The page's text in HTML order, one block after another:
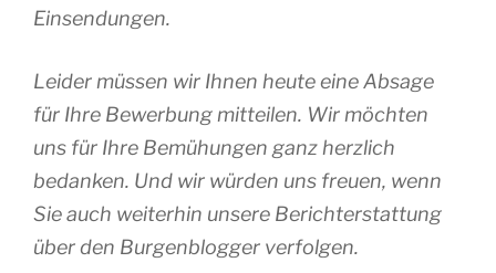
Einsendungen.
Leider müssen wir Ihnen heute eine Absage
für Ihre Bewerbung mitteilen. Wir möchten
uns für Ihre Bemühungen ganz herzlich
bedanken. Und wir würden uns freuen, wenn
Sie auch weiterhin unsere Berichterstattung
über den Burgenblogger verfolgen.